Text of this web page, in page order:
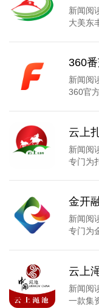
新闻阅
大美东
360
新闻阅
360官
云上
新闻阅
专门为
金开
新闻阅
专门为
云上
新闻阅
一款集